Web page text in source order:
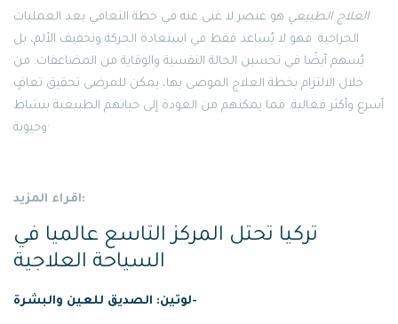
العلاج الطبيعي هو عنصر لا غنى عنه في خطة التعافي بعد العمليات
الجراحية. فهو لا يُساعد فقط في استعادة الحركة وتخفيف الألم، بل
يُسهم أيضًا في تحسين الحالة النفسية والوقاية من المضاعفات. من
خلال الالتزام بخطة العلاج الموصى بها، يمكن للمرضى تحقيق تعافٍ
أسرع وأكثر فعالية. مما يمكنهم من العودة إلى حياتهم الطبيعية بنشاط
وحيوية·
اقراء المزيد:
تركيا تحتل المركز التاسع عالميا في
السياحة العلاجية
لوتين: الصديق للعين والبشرة-